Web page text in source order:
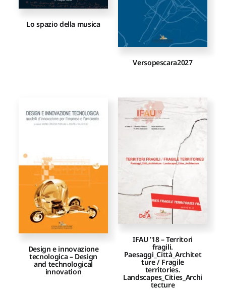
Newsletter
Lo spazio della musica
Versopescara2027
Design e innovazione
tecnologica – Design
and technological
innovation
IFAU ’18 – Territori
fragili.
Paesaggi_Città_Architet
ture / Fragile
territories.
Landscapes_Cities_Archi
tecture